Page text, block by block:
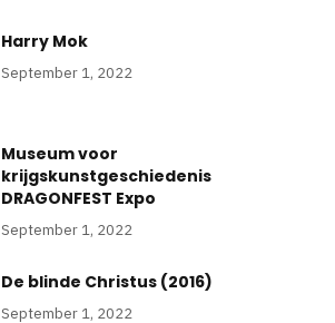
Harry Mok
September 1, 2022
Museum voor
krijgskunstgeschiedenis
DRAGONFEST Expo
September 1, 2022
De blinde Christus (2016)
September 1, 2022